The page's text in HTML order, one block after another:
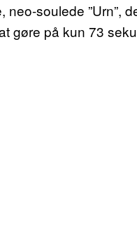
soulede ”Urn”,
gøre på kun 73